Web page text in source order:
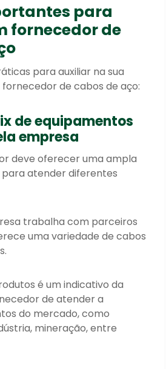
para
fornecedor de
para auxiliar na sua
de cabos de aço:
de equipamentos
empresa
deve oferecer uma ampla
atender diferentes
trabalha com parceiros
uma variedade de cabos
é um indicativo da
de atender a
do mercado, como
mineração, entre